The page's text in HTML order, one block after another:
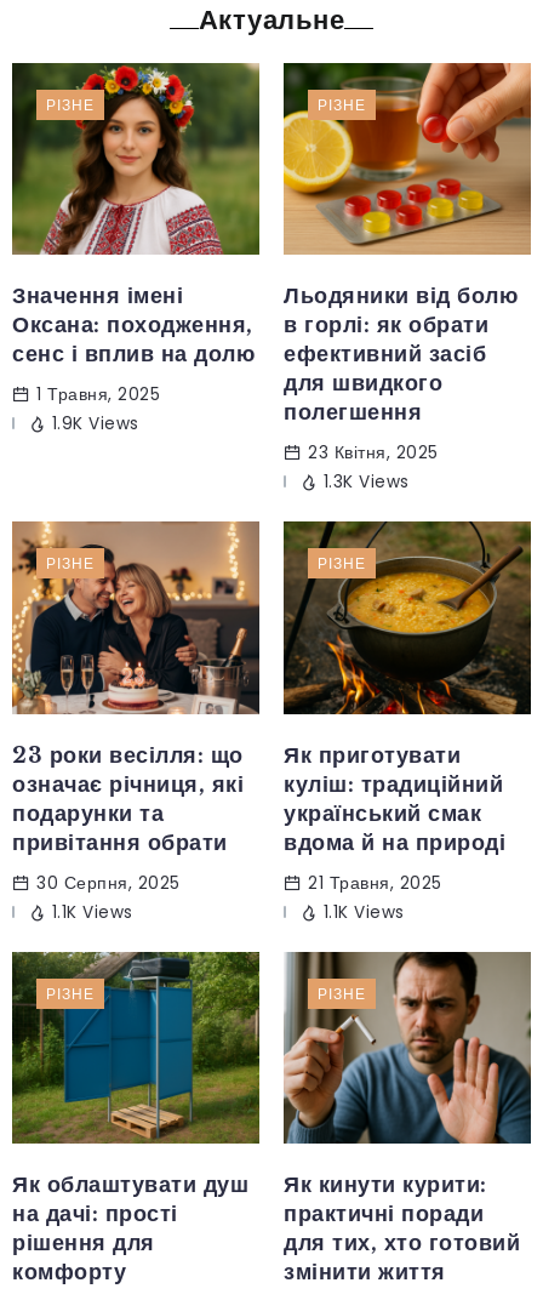
Актуальне
РІЗНЕ
Значення імені
Оксана: походження,
сенс і вплив на долю
1 Травня, 2025
1.9K Views
РІЗНЕ
Льодяники від болю
в горлі: як обрати
ефективний засіб
для швидкого
полегшення
23 Квітня, 2025
1.3K Views
РІЗНЕ
23 роки весілля: що
означає річниця, які
подарунки та
привітання обрати
30 Серпня, 2025
1.1K Views
РІЗНЕ
Як приготувати
куліш: традиційний
український смак
вдома й на природі
21 Травня, 2025
1.1K Views
РІЗНЕ
Як облаштувати душ
на дачі: прості
рішення для
комфорту
РІЗНЕ
Як кинути курити:
практичні поради
для тих, хто готовий
змінити життя